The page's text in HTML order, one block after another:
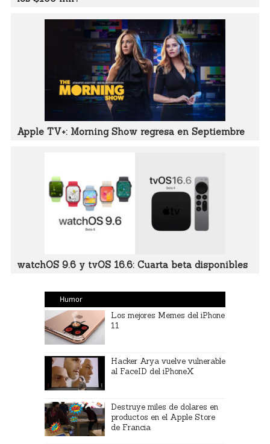
Apple TV+: Morning Show regresa en Septiembre
watchOS 9.6 y tvOS 16.6: Cuarta beta disponibles
Humor
Los mejores Memes del iPhone
11
Hacker Arya vuelve vulnerable
al FaceID del iPhoneX
Destruye miles de dolares en
productos en el Apple Store
de Francia